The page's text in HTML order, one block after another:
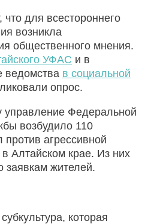
для всестороннего
возникла
общественного мнения.
УФАС и в
ведомства в социальной
опрос.
управление Федеральной
возбудило 110
агрессивной
Алтайском крае. Из них
заявкам жителей.
которая